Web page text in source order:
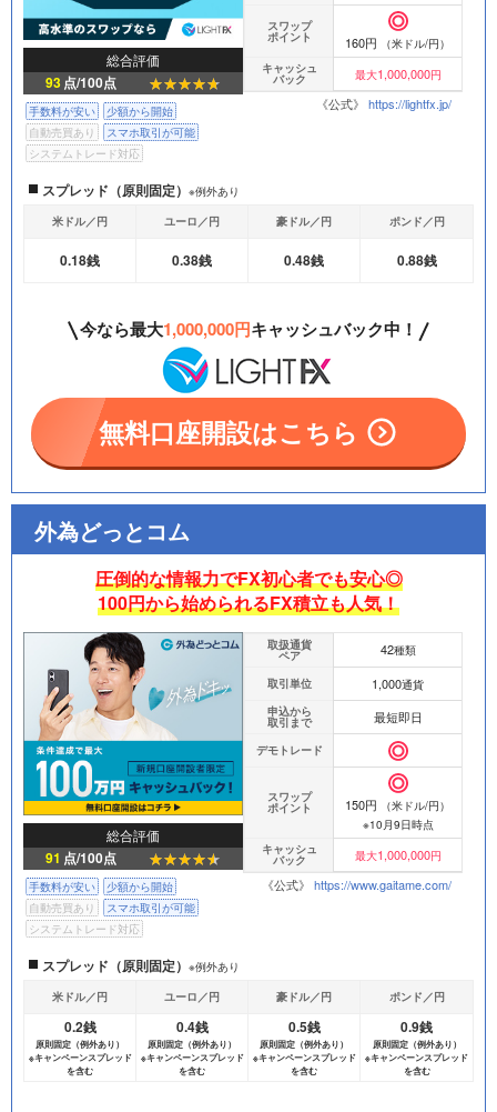
総合評価
93 点/100点
手数料が安い
少額から開始
自動売買あり
スマホ取引が可能
システムトレード対応
スワップ
ポイント 160円
（米ドル/円）
キャッシュ
バック 最大1,000,000円
《公式》 https://lightfx.jp/
スプレッド（原則固定） ※例外あり
米ドル／円
ユーロ／円 豪ドル／円 ポンド／円
0.18銭 0.38銭 0.48銭 0.88銭
今なら最大1,000,000円キャッシュバック中！
無料口座開設はこちら
外為どっとコム
圧倒的な情報力でFX初心者でも安心◎
100円から始められるFX積立も人気！
総合評価
91 点/100点
手数料が安い
少額から開始
自動売買あり
スマホ取引が可能
システムトレード対応
取扱通貨
ペア 42種類
取引単位 1,000通貨
申込から
取引まで 最短即日
デモトレード
スワップ
ポイント 150円
（米ドル/円）
※10月9日時点
キャッシュ
バック 最大1,000,000円
《公式》 https://www.gaitame.com/
スプレッド（原則固定） ※例外あり
米ドル／円
ユーロ／円 豪ドル／円 ポンド／円
0.2銭
原則固定（例外あり）
※キャンペーンスプレッド
を含む
0.4銭
原則固定（例外あり）
※キャンペーンスプレッド
を含む
0.5銭
原則固定（例外あり）
※キャンペーンスプレッド
を含む
0.9銭
原則固定（例外あり）
※キャンペーンスプレッド
を含む